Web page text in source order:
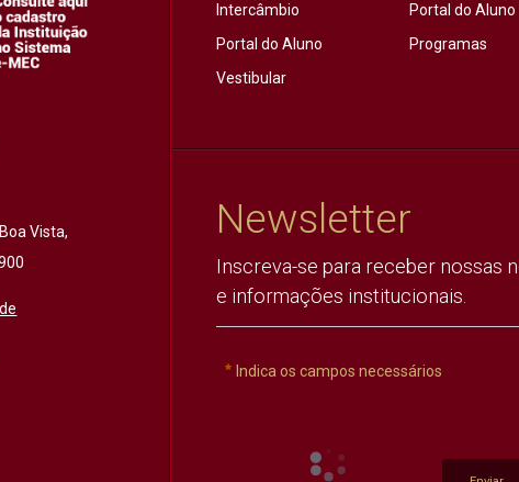
Vista,
Intercâmbio
Portal do Aluno
Vestibular
Portal do Aluno
Programas
Newsletter
Inscreva-se para receber nossas
e informações institucionais.
Indica os campos necessários